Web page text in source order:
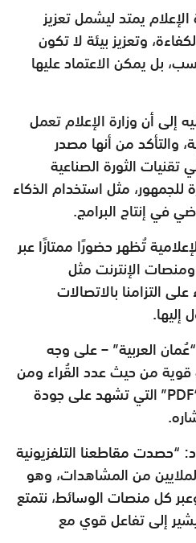
الإعلام يمتد ليشمل تعزيز
وتعزيز بيئة لا تكون
بل يمكن الاعتماد عليها
إلى أن وزارة الإعلام تعمل
والتأكد من أنها مصدر
تقنيات الثورة الصناعية
للجمهور، مثل استخدام الذكاء
في إنتاج البرامج.
تُظهر حضورًا ممتازًا عبر
الإنترنت مثل
التزامنا بالاتصالات
إليها.
العربية” – على وجه
من حيث عدد القُراء ومن
خلال متصفحها وإصدارات “PDF” التي تشهد على جودة
“حصدت مقاطعنا التلفزيونية
من المشاهدات، وهو
كل منصات الوسائط، نتمتع
يشير إلى تفاعل قوي مع